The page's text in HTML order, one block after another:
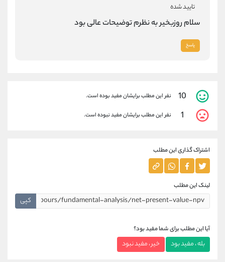
تایید شده
سلام روزبخیر به نظرم توضیحات عالی بود
پاسخ
10 نفر این مطلب برایشان مفید بوده است.
1 نفر این مطلب برایشان مفید نبوده است.
اشتراک گذاری این مطلب
لینک این مطلب
کپی
آیا این مطلب برای شما مفید بود؟
بله ، مفید بود خیر ، مفید نبود